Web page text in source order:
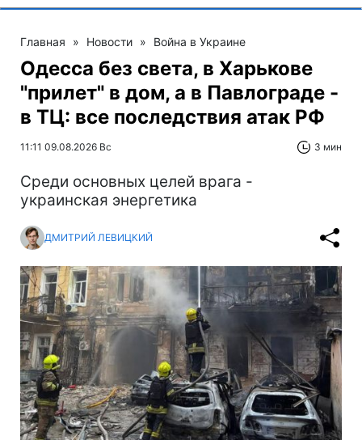
Главная » Новости » Война в Украине
Одесса без света, в Харькове
"прилет" в дом, а в Павлограде -
в ТЦ: все последствия атак РФ
11:11 09.08.2026 Вс 3 мин
Среди основных целей врага -
украинская энергетика
ДМИТРИЙ ЛЕВИЦКИЙ